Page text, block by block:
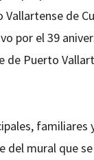
de
por el 39
de Puerto
familiares
del mural que